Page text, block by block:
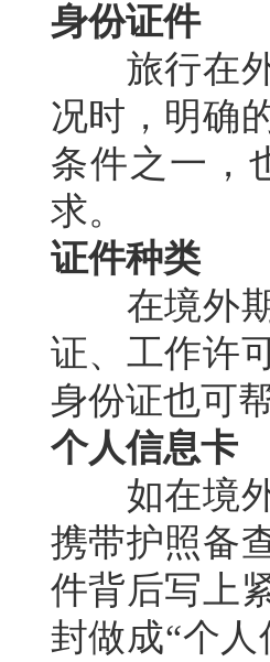
身份证件
旅行在外
况时，明确
条件之一，
求。
证件种类
在境外期
证、工作许
身份证也可
个人信息卡
如在境外
携带护照备
件背后写上
封做成“个